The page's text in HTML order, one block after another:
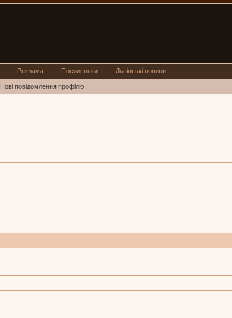
Нові повідомлення профілю
Реклама Посиденьки Львівські новини